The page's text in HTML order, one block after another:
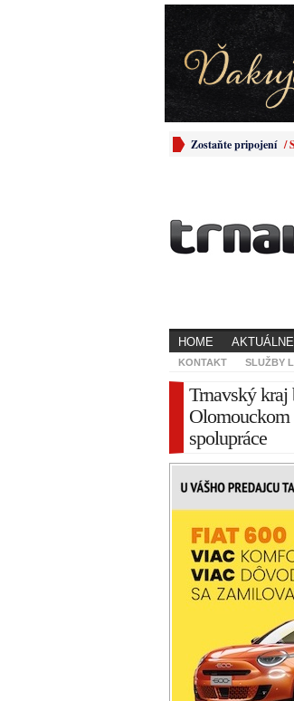
Zostaňte pripojení /
HOME AKTUÁLNE
KONTAKT SLUŽBY
Trnavský kraj
Olomouckom
spolupráce